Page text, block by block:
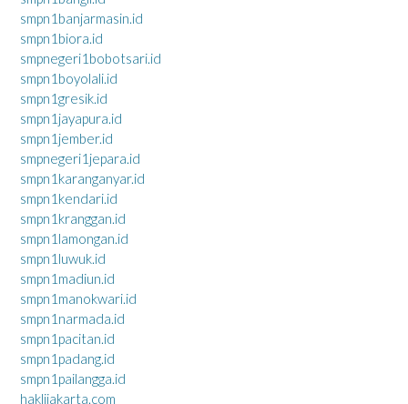
smpn1banjarmasin.id
smpn1biora.id
smpnegeri1bobotsari.id
smpn1boyolali.id
smpn1gresik.id
smpn1jayapura.id
smpn1jember.id
smpnegeri1jepara.id
smpn1karanganyar.id
smpn1kendari.id
smpn1kranggan.id
smpn1lamongan.id
smpn1luwuk.id
smpn1madiun.id
smpn1manokwari.id
smpn1narmada.id
smpn1pacitan.id
smpn1padang.id
smpn1pailangga.id
haklijakarta.com